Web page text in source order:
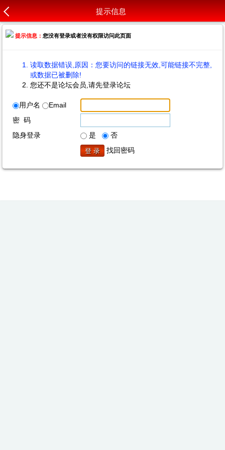
提示信息
提示信息：您没有登录或者没有权限访问此页面
读取数据错误,原因：您要访问的链接无效,可能链接不完整,
或数据已被删除!
您还不是论坛会员,请先登录论坛
用户名
Email
密 码
隐身登录
是
否
找回密码